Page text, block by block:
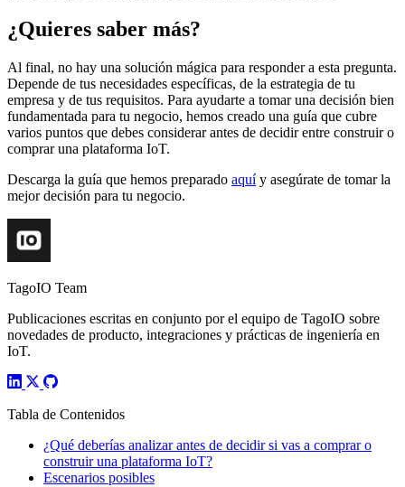
¿Quieres saber más?
Al final, no hay una solución mágica para responder a esta pregunta.
Depende de tus necesidades específicas, de la estrategia de tu
empresa y de tus requisitos. Para ayudarte a tomar una decisión bien
fundamentada para tu negocio, hemos creado una guía que cubre
varios puntos que debes considerar antes de decidir entre construir o
comprar una plataforma IoT.
Descarga la guía que hemos preparado aquíy asegúrate de tomar la
mejor decisión para tu negocio.
TagoIO Team
Publicaciones escritas en conjunto por el equipo de TagoIO sobre
novedades de producto, integraciones y prácticas de ingeniería en
IoT.
Tabla de Contenidos
¿Qué deberías analizar antes de decidir si vas a comprar o
construir una plataforma IoT?
Escenarios posibles